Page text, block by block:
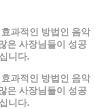
과적인 방법인 음악
은 사장님들이 성공
니다.
과적인 방법인 음악
은 사장님들이 성공
니다.